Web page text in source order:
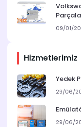
09/01/
Hizmetlerimiz
Yedek
29/06/
29/06/